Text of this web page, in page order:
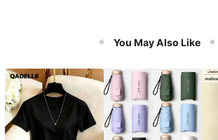
You May Also Like